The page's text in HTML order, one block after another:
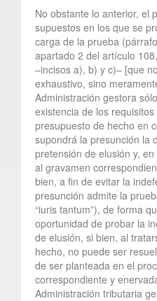
No obstante lo anterior, el
supuestos en los que se
carga de la prueba
apartado 2 del artículo
–incisos a), b) y c)– [que
exhaustivo, sino
Administración gestora
existencia de los
presupuesto de hecho en
supondrá la presunción la
pretensión de elusión y,
al gravamen
bien, a fin de evitar la
presunción admite la
“iuris tantum”), de forma
oportunidad de probar la
de elusión, si bien, al
hecho, no puede ser
de ser planteada en el
correspondiente y
Administración tributaria